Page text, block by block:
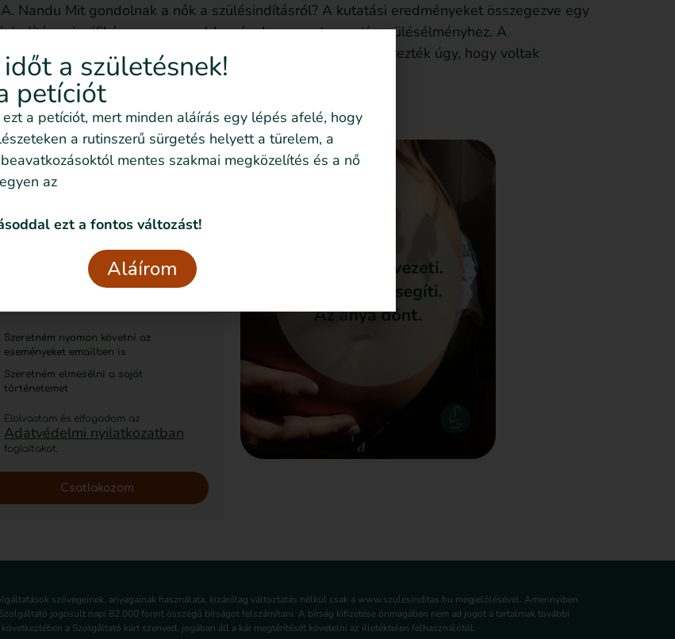
Nandu Mit gondolnak a nők a szülésindításról? A kutatási eredményeket összegezve egy
szignifikánsan magasabb arányban vezet negatív szülésélményhez. A
mértékben vonták be őket a döntéshozásba, és nem érezték úgy, hogy voltak
nyomon
az
Szeretném nyomon követni az
eseményeket emailben is
Szeretném elmesélni a saját
történetemet
Elolvastam és elfogadom az
Adatvédelmi nyilatkozatban
foglaltakat.
Csatlakozom
szövegeinek, anyagainak használata, kizárólag változtatás nélkül csak a www.szulesinditas.hu megjelölésével. Amennyiben
jogosult napi 82.000 forint összegű bírságot felszámítani. A bírság kifizetése önmagában nem ad jogot a tartalmak további
a Szolgáltató kárt szenved, jogában áll a kár megtérítését követelni az illetéktelen felhasználótól.
a születésnek!
petíciót
a petíciót, mert minden aláírás egy lépés afelé, hogy
a rutinszerű sürgetés helyett a türelem, a
mentes szakmai megközelítés és a nő
az
ezt a fontos változást!
Aláírom